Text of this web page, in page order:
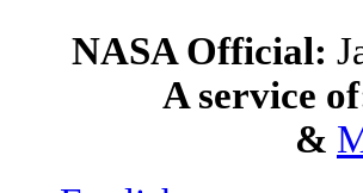
NASA Official:
A service
&